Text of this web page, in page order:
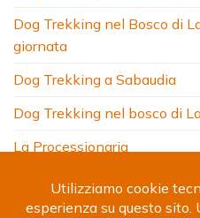
Dog Trekking nel Bosco di
giornata
Dog Trekking a Sabaudia
Dog Trekking nel bosco di
La Processionaria